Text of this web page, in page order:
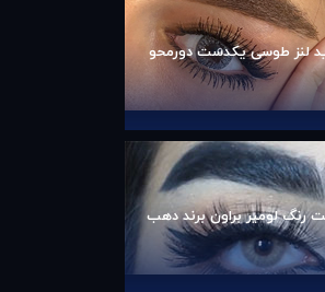
لنز طوسی یکدست دورمحو
رنگ لومیر براون برند دهب